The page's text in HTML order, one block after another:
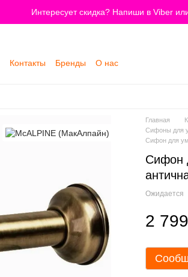
Интересует скидка? Напиши в Viber
Контакты Бренды О нас
Главная
Сифоны для
Сифон для
Сифон
Ожидается
2